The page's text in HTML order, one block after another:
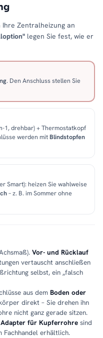
Zentralheizung an
legen Sie fest, wie er
. Den Anschluss stellen Sie
1, drehbar) + Thermostatkopf
werden mitBlindstopfen
Smart): heizen Sie wahlweise
– z. B. im Sommer ohne
Vor- und Rücklauf
vertauscht anschließen
selbst, ein „falsch
aus dem Boden oder
direkt – Sie drehen ihn
nicht ganz gerade sitzen.
Adapter für Kupferrohre sind
Fachhandel erhältlich.